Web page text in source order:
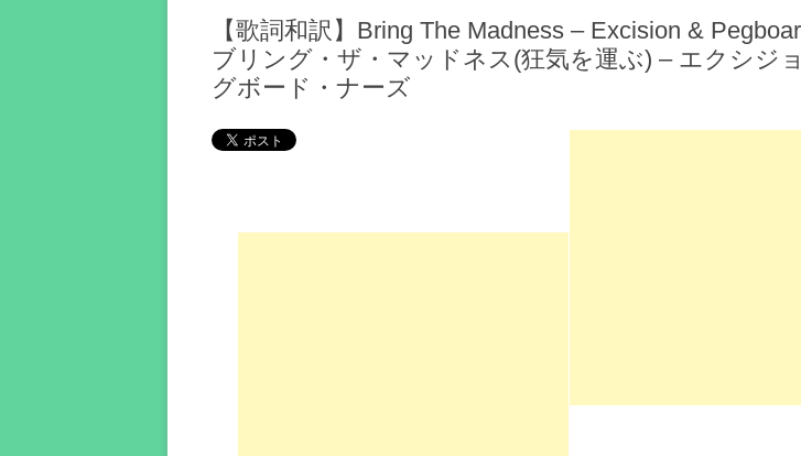
【歌詞和訳】Bring The Madness – Excision &
ブリング・ザ・マッドネス(狂気を運ぶ) – エクシジ
グボード・ナーズ